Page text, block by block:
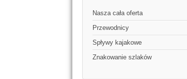
Nasza cała oferta
Przewodnicy
Spływy kajakowe
Znakowanie szlaków